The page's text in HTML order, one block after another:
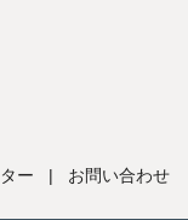
ー | お問い合わせ